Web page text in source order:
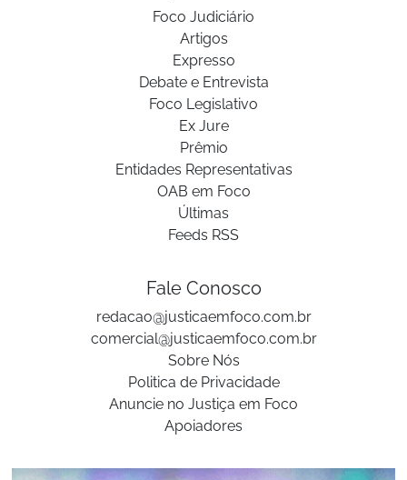
Foco Judiciário
Artigos
Expresso
Debate e Entrevista
Foco Legislativo
Ex Jure
Prêmio
Entidades Representativas
OAB em Foco
Últimas
Feeds RSS
Fale Conosco
redacao@justicaemfoco.com.br
comercial@justicaemfoco.com.br
Sobre Nós
Politica de Privacidade
Anuncie no Justiça em Foco
Apoiadores